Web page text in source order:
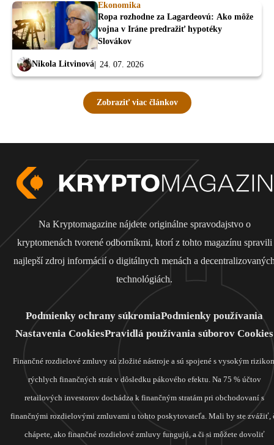
Ekonomika
Ropa rozhodne za Lagardeovú: Ako môže
vojna v Iráne predražiť hypotéky
Slovákov
Nikola Litvinová 24. 07. 2026
Zobraziť viac článkov
Na Kryptomagazine nájdete originálne spravodajstvo o
kryptomenách tvorené odborníkmi, ktorí z tohto magazínu spravili
najlepší zdroj informácií o digitálnych menách a
technológiách.
Podmienky ochrany súkromiaPodmienky používania
Nastavenia CookiesPravidlá používania súborov Cookies
Finančné rozdielové zmluvy sú zložité nástroje a sú spojené s vysokým
rýchlych finančných strát v dôsledku pákového efektu. Na 75 % účtov
retailových investorov dochádza k finančným stratám pri obchodovaní s
finančnými rozdielovými zmluvami u tohto poskytovateľa. Mali by ste zvážiť,
chápete, ako finančné rozdielové zmluvy fungujú, a či si môžete dovoliť